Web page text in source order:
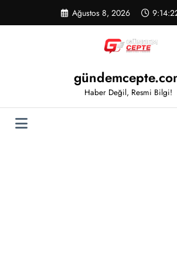
Ağustos 8, 2026
Haber Değil, Resmi Bilgi!